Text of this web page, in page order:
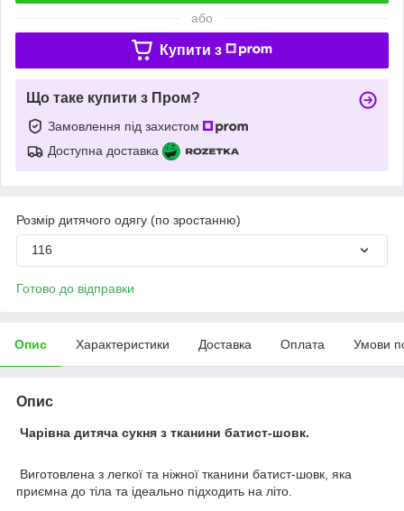
або
Купити з
Що таке купити з Пром?
Замовлення під захистом
Доступна доставка
Розмір дитячого одягу (по зростанню)
116
Готово до відправки
Опис Характеристики Доставка Оплата Умови
Опис
Чарівна дитяча сукня з тканини батист-шовк.
Виготовлена з легкої та ніжної тканини батист-шовк, яка
приємна до тіла та ідеально підходить на літо.